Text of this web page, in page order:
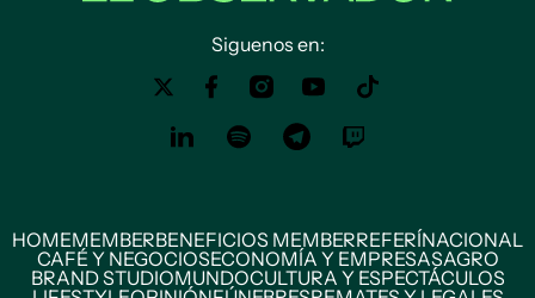
Siguenos en:
HOMEMEMBERBENEFICIOS MEMBERREFERÍNACIONAL
CAFÉ Y NEGOCIOSECONOMÍA Y EMPRESASAGRO
BRAND STUDIOMUNDOCULTURA Y ESPECTÁCULOS